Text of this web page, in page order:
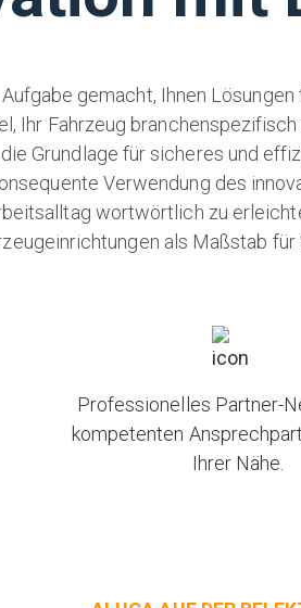
gemacht, Ihnen
Ihr Fahrzeug
Grundlage für sicheres und
Verwendung des
wortwörtlich zu
als Maßstab
Professionelles Partner-
kompetenten
Ihrer Nähe.